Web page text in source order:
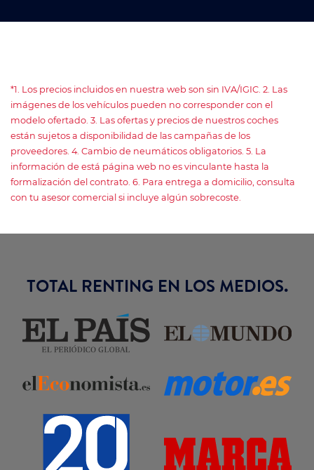
*1. Los precios incluidos en nuestra web son sin IVA/IGIC. 2. Las
imágenes de los vehículos pueden no corresponder con el
modelo ofertado. 3. Las ofertas y precios de nuestros coches
están sujetos a disponibilidad de las campañas de los
proveedores. 4. Cambio de neumáticos obligatorios. 5. La
información de está página web no es vinculante hasta la
formalización del contrato. 6. Para entrega a domicilio, consulta
con tu asesor comercial si incluye algún sobrecoste.
TOTAL RENTING EN LOS MEDIOS.